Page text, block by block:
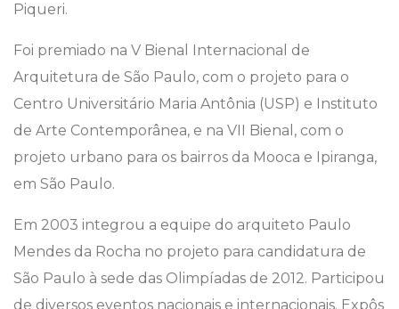
Piqueri.
Foi premiado na V Bienal Internacional de
Arquitetura de São Paulo, com o projeto para o
Centro Universitário Maria Antônia (USP) e Instituto
de Arte Contemporânea, e na VII Bienal, com o
projeto urbano para os bairros da Mooca e Ipiranga,
em São Paulo.
Em 2003 integrou a equipe do arquiteto Paulo
Mendes da Rocha no projeto para candidatura de
São Paulo à sede das Olimpíadas de 2012. Participou
de diversos eventos nacionais e internacionais. Expôs